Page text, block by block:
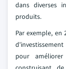
dans diverses
produits.
Par exemple,
pour